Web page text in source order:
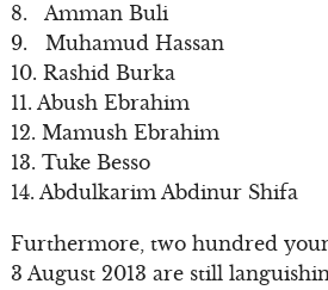
8. Amman Buli
9. Muhamud Hassan
10. Rashid Burka
11. Abush Ebrahim
12. Mamush Ebrahim
13. Tuke Besso
14. Abdulkarim Abdinur Shifa
Furthermore, two hundred
3 August 2013 are still